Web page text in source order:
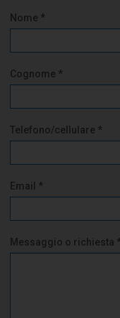
Nome *
Cognome *
Telefono/cellulare *
Email *
Messaggio o richiesta